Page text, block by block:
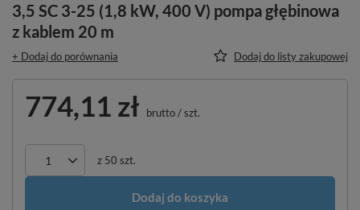
3,5 SC 3-25 (1,8 kW, 400 V) pompa głębinowa
z kablem 20 m
+ Dodaj do porównania Dodaj do listy zakupowej
774,11 zł brutto/szt.
z 50 szt.
Dodaj do koszyka